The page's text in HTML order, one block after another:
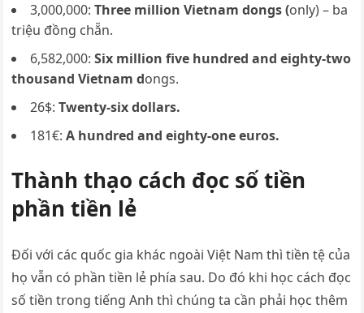
3,000,000:Three million Vietnam dongs (only) – ba
triệu đồng chẵn.
6,582,000:Six million five hundred and eighty-two
thousand Vietnam dongs.
26$: Twenty-six dollars.
181€:A hundred and eighty-one euros.
Thành thạo cách đọc số tiền
phần tiền lẻ
Đối với các quốc gia khác ngoài Việt Nam thì tiền tệ của
họ vẫn có phần tiền lẻ phía sau. Do đó khi học cách đọc
số tiền trong tiếng Anh thì chúng ta cần phải học thêm